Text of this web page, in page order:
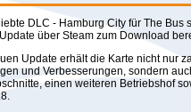
DLC - Hamburg City für The Bus
über Steam zum Download
Update erhält die Karte nicht nur
und Verbesserungen, sondern
einen weiteren Betriebshof